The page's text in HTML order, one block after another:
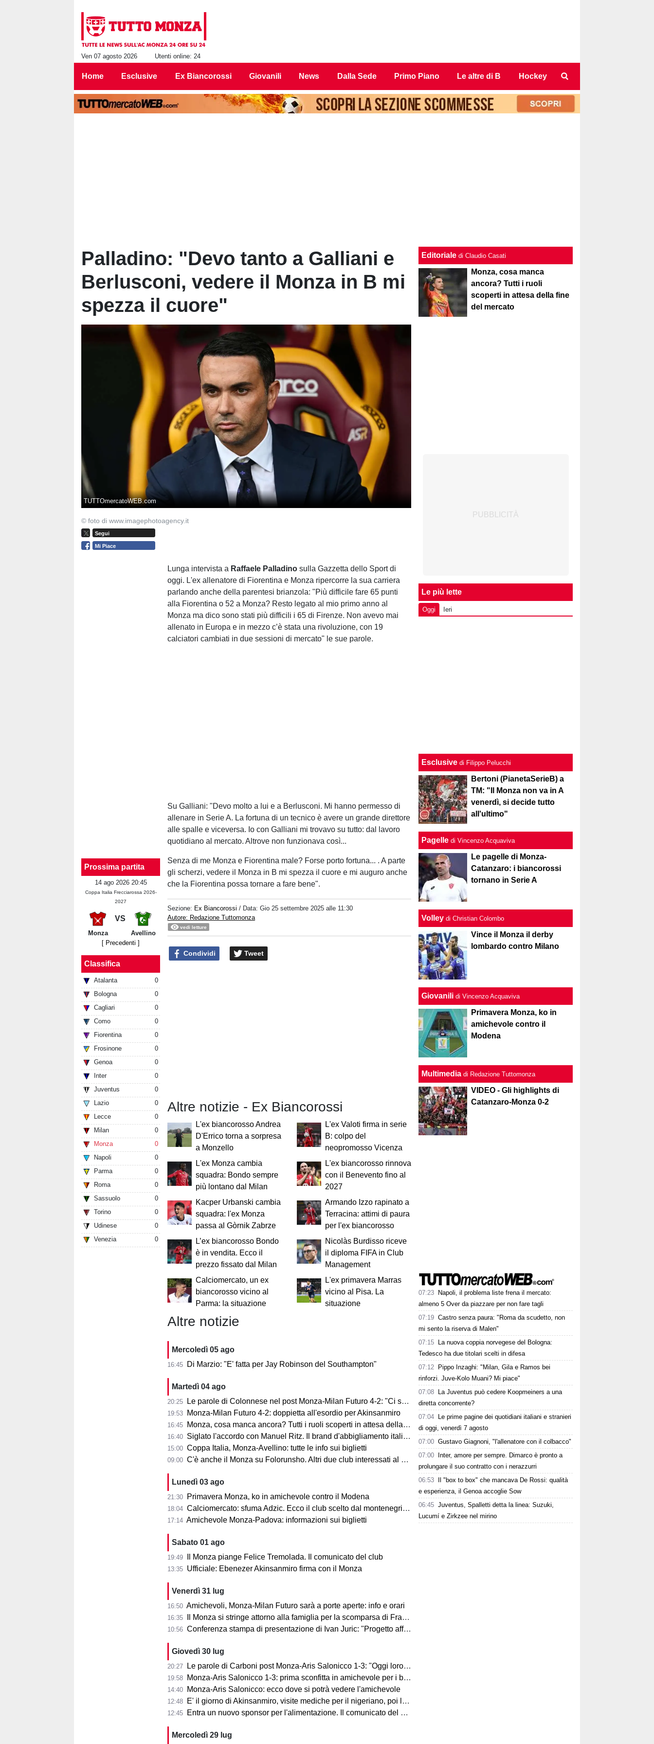
Ven 07 agosto 2026 Utenti online: 24
Home Esclusive Ex Biancorossi Giovanili News Dalla Sede Primo Piano Le altre di B Hockey
Palladino: "Devo tanto a Galliani e
Berlusconi, vedere il Monza in B mi
spezza il cuore"
TUTTOmercatoWEB.com
© foto di www.imagephotoagency.it
Segui
Mi Piace
Prossima partita
14 ago 2026 20:45
Coppa Italia Frecciarossa 2026-
2027
VS
Monza
Avellino
[ Precedenti ]
Classifica
Atalanta
0
Bologna
0
Cagliari
0
Como
0
Fiorentina
0
Frosinone
0
Genoa
0
Inter
0
Juventus
0
Lazio
0
Lecce
0
Milan
0
Monza
0
Napoli
0
Parma
0
Roma
0
Sassuolo
0
Torino
0
Udinese
0
Venezia
0
Lunga intervista a Raffaele Palladinosulla Gazzetta dello Sport di
oggi. L'ex allenatore di Fiorentina e Monza ripercorre la sua carriera
parlando anche della parentesi brianzola: "Più difficile fare 65 punti
alla Fiorentina o 52 a Monza? Resto legato al mio primo anno al
Monza ma dico sono stati più difficili i 65 di Firenze. Non avevo mai
allenato in Europa e in mezzo c’è stata una rivoluzione, con 19
calciatori cambiati in due sessioni di mercato" le sue parole.
Su Galliani: "Devo molto a lui e a Berlusconi. Mi hanno permesso di
allenare in Serie A. La fortuna di un tecnico è avere un grande direttore
alle spalle e viceversa. Io con Galliani mi trovavo su tutto: dal lavoro
quotidiano al mercato. Altrove non funzionava così...
Senza di me Monza e Fiorentina male? Forse porto fortuna... . A parte
gli scherzi, vedere il Monza in B mi spezza il cuore e mi auguro anche
che la Fiorentina possa tornare a fare bene".
Sezione: Ex Biancorossi / Data:Gio 25 settembre 2025 alle 11:30
Autore: Redazione Tuttomonza
vedi letture
Condividi Tweet
Altre notizie - Ex Biancorossi
L'ex biancorosso Andrea
D'Errico torna a sorpresa
a Monzello
L'ex Valoti firma in serie
B: colpo del
neopromosso Vicenza
L'ex Monza cambia
squadra: Bondo sempre
più lontano dal Milan
L'ex biancorosso rinnova
con il Benevento fino al
2027
Kacper Urbanski cambia
squadra: l'ex Monza
passa al Gòrnik Zabrze
Armando Izzo rapinato a
Terracina: attimi di paura
per l'ex biancorosso
L’ex biancorosso Bondo
è in vendita. Ecco il
prezzo fissato dal Milan
Nicolàs Burdisso riceve
il diploma FIFA in Club
Management
Calciomercato, un ex
biancorosso vicino al
Parma: la situazione
L'ex primavera Marras
vicino al Pisa. La
situazione
Altre notizie
Mercoledì 05 ago
16:45 Di Marzio: "E' fatta per Jay Robinson del Southampton"
Martedì 04 ago
20:25 Le parole di Colonnese nel post Monza-Milan Futuro 4-2: "Ci sentiamo importanti"
19:53 Monza-Milan Futuro 4-2: doppietta all'esordio per Akinsanmiro
16:45 Monza, cosa manca ancora? Tutti i ruoli scoperti in attesa della fine del mercato
16:40 Siglato l'accordo con Manuel Ritz. Il brand d'abbigliamento italiano vestirà il Monza
15:00 Coppa Italia, Monza-Avellino: tutte le info sui biglietti
09:00 C'è anche il Monza su Folorunsho. Altri due club interessati al giocatore
Lunedì 03 ago
21:30 Primavera Monza, ko in amichevole contro il Modena
18:04 Calciomercato: sfuma Adzic. Ecco il club scelto dal montenegrino.
17:14 Amichevole Monza-Padova: informazioni sui biglietti
Sabato 01 ago
19:49 Il Monza piange Felice Tremolada. Il comunicato del club
13:35 Ufficiale: Ebenezer Akinsanmiro firma con il Monza
Venerdì 31 lug
16:50 Amichevoli, Monza-Milan Futuro sarà a porte aperte: info e orari
16:35 Il Monza si stringe attorno alla famiglia per la scomparsa di Franco Baresi
10:56 Conferenza stampa di presentazione di Ivan Juric: "Progetto affascinante"
Giovedì 30 lug
20:27 Le parole di Carboni post Monza-Aris Salonicco 1-3: "Oggi loro più bravi di noi"
19:58 Monza-Aris Salonicco 1-3: prima sconfitta in amichevole per i brianzoli
14:40 Monza-Aris Salonicco: ecco dove si potrà vedere l'amichevole
12:48 E' il giorno di Akinsanmiro, visite mediche per il nigeriano, poi la firma
12:45 Entra un nuovo sponsor per l'alimentazione. Il comunicato del club biancorosso
Mercoledì 29 lug
Editoriale di Claudio Casati
Monza, cosa manca
ancora? Tutti i ruoli
scoperti in attesa della fine
del mercato
Le più lette
Oggi Ieri
Esclusive di Filippo Pelucchi
Bertoni (PianetaSerieB) a
TM: "Il Monza non va in A
venerdì, si decide tutto
all'ultimo"
Pagelle di Vincenzo Acquaviva
Le pagelle di Monza-
Catanzaro: i biancorossi
tornano in Serie A
Volley di Christian Colombo
Vince il Monza il derby
lombardo contro Milano
Giovanili di Vincenzo Acquaviva
Primavera Monza, ko in
amichevole contro il
Modena
Multimedia di Redazione Tuttomonza
VIDEO - Gli highlights di
Catanzaro-Monza 0-2
07:23
Napoli, il problema liste frena il mercato:
almeno 5 Over da piazzare per non fare tagli
07:19 Castro senza paura: "Roma da scudetto, non
mi sento la riserva di Malen"
07:15
La nuova coppia norvegese del Bologna:
Tedesco ha due titolari scelti in difesa
07:12
Pippo Inzaghi: "Milan, Gila e Ramos bei
rinforzi. Juve-Kolo Muani? Mi piace"
07:08
La Juventus può cedere Koopmeiners a una
diretta concorrente?
07:04
Le prime pagine dei quotidiani italiani e stranieri
di oggi, venerdì 7 agosto
07:00 Gustavo Giagnoni, "l'allenatore con il colbacco"
07:00
Inter, amore per sempre. Dimarco è pronto a
prolungare il suo contratto con i nerazzurri
06:53
Il "box to box" che mancava De Rossi: qualità
e esperienza, il Genoa accoglie Sow
06:45 Juventus, Spalletti detta la linea: Suzuki,
Lucumí e Zirkzee nel mirino